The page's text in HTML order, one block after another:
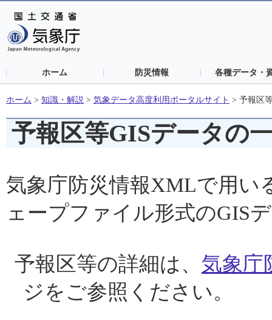
ホーム 防災情報 各種データ・
ホーム > 知識・解説 > 気象データ高度利用ポータルサイト > 予報区
予報区等GISデータの
気象庁防災情報XMLで用い
ェープファイル形式のGIS
予報区等の詳細は、 気象庁
ジをご参照ください。